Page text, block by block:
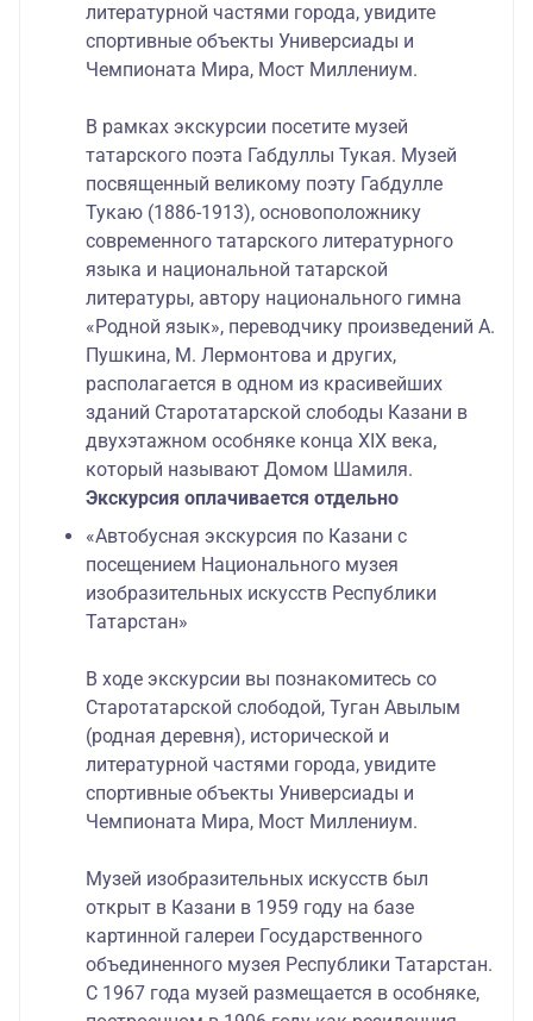
литературной частями города, увидите
спортивные объекты Универсиады и
Чемпионата Мира, Мост Миллениум.
В рамках экскурсии посетите музей
татарского поэта Габдуллы Тукая. Музей
посвященный великому поэту Габдулле
Тукаю (1886-1913), основоположнику
современного татарского литературного
языка и национальной татарской
литературы, автору национального гимна
«Родной язык», переводчику произведений А.
Пушкина, М. Лермонтова и других,
располагается в одном из красивейших
зданий Старотатарской слободы Казани в
двухэтажном особняке конца XIX века,
который называют Домом Шамиля.
Экскурсия оплачивается отдельно
«Автобусная экскурсия по Казани с
посещением Национального музея
изобразительных искусств Республики
Татарстан»
В ходе экскурсии вы познакомитесь со
Старотатарской слободой, Туган Авылым
(родная деревня), исторической и
литературной частями города, увидите
спортивные объекты Универсиады и
Чемпионата Мира, Мост Миллениум.
Музей изобразительных искусств был
открыт в Казани в 1959 году на базе
картинной галереи Государственного
объединенного музея Республики Татарстан.
С 1967 года музей размещается в особняке,